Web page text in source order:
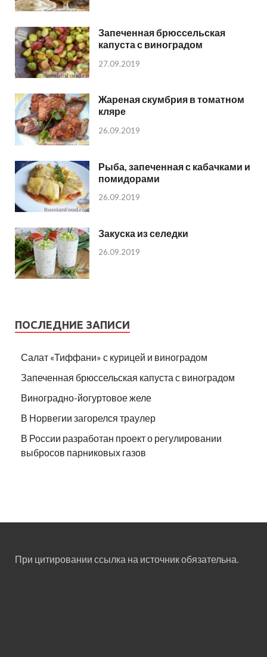
Запеченная брюссельская
капуста с виноградом
27.09.2019
Жареная скумбрия в томатном
кляре
26.09.2019
Рыба, запеченная с кабачками и
помидорами
26.09.2019
Закуска из селедки
26.09.2019
ПОСЛЕДНИЕ ЗАПИСИ
Салат «Тиффани» с курицей и виноградом
Запеченная брюссельская капуста с виноградом
Виноградно-йогуртовое желе
В Норвегии загорелся траулер
В России разработан проект о регулировании
выбросов парниковых газов
При цитировании ссылка на источник обязательна.